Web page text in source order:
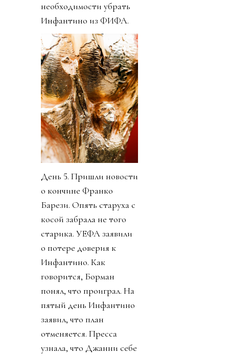
необходимости убрать
Инфантино из ФИФА.
День 5. Пришли новости
о кончине Франко
Барези. Опять старуха с
косой забрала не того
старика. УЕФА заявили
о потере доверия к
Инфантино. Как
говорится, Борман
понял, что проиграл. На
пятый день Инфантино
заявил, что план
отменяется. Пресса
узнала, что Джанни себе